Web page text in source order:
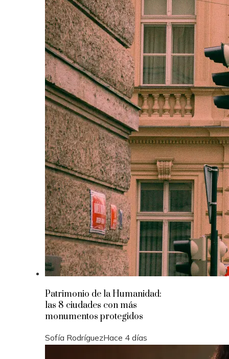
Patrimonio de la Humanidad:
las 8 ciudades con más
monumentos protegidos
Sofía RodríguezHace 4 días